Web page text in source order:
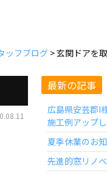
ッフブログ >玄関ドアを
最新の記事
広島県安芸郡I
施工例アップ
夏季休業のお
先進的窓リノ